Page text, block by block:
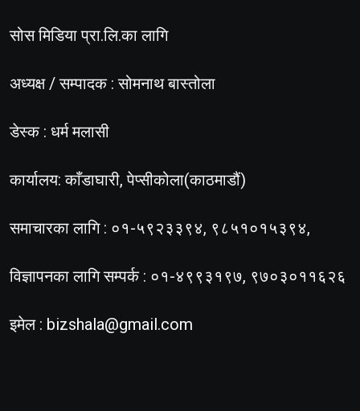
सोस मिडिया प्रा.लि.का लागि
अध्यक्ष / सम्पादक : सोमनाथ बास्तोला
डेस्क : धर्म मलासी
कार्यालय: काँडाघारी, पेप्सीकोला(काठमाडौं)
समाचारका लागि : ०१-५९२३३९४, ९८५१०१५३९४,
विज्ञापनका लागि सम्पर्क : ०१-४९९३१९७, ९७०३०११६२६
इमेल : bizshala@gmail.com